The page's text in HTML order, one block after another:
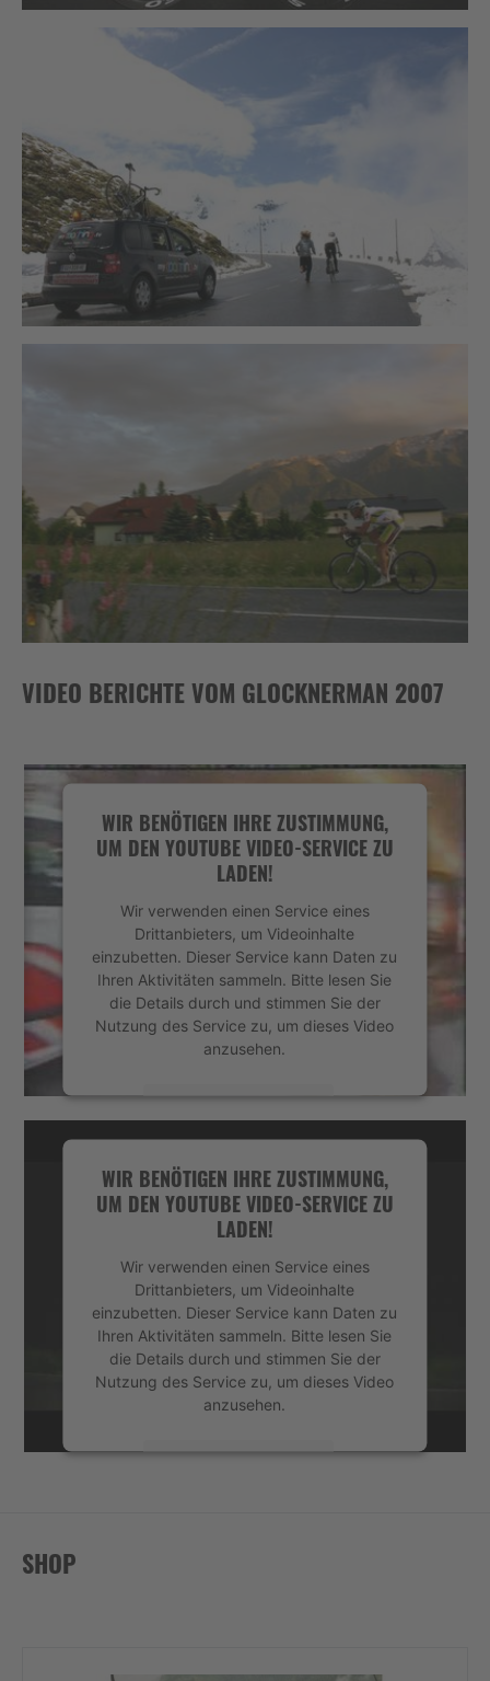
VIDEO BERICHTE VOM GLOCKNERMAN 2007
WIR BENÖTIGEN IHRE ZUSTIMMUNG,
UM DEN YOUTUBE VIDEO-SERVICE ZU
LADEN!
Wir verwenden einen Service eines
Drittanbieters, um Videoinhalte
einzubetten. Dieser Service kann Daten zu
Ihren Aktivitäten sammeln. Bitte lesen Sie
die Details durch und stimmen Sie der
Nutzung des Service zu, um dieses Video
anzusehen.
powered by
Usercentrics Consent
Management Platform
WIR BENÖTIGEN IHRE ZUSTIMMUNG,
UM DEN YOUTUBE VIDEO-SERVICE ZU
LADEN!
Wir verwenden einen Service eines
Drittanbieters, um Videoinhalte
einzubetten. Dieser Service kann Daten zu
Ihren Aktivitäten sammeln. Bitte lesen Sie
die Details durch und stimmen Sie der
Nutzung des Service zu, um dieses Video
anzusehen.
SHOP